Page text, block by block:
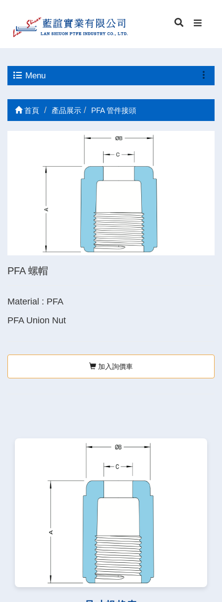
Menu
首頁 產品展示 PFA 管件接頭
PFA 螺帽
Material : PFA
PFA Union Nut
加入詢價車